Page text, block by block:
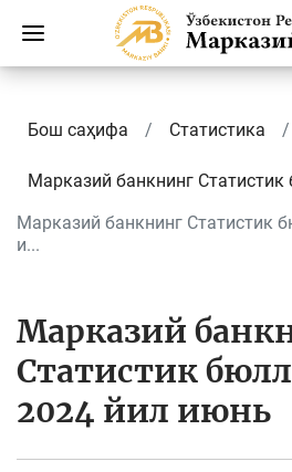
Бош саҳифа Статистика
Марказий банкнинг Cтатистик
Марказий банкнинг Статистик
и...
Марказий
Статистик
2024 йил июнь